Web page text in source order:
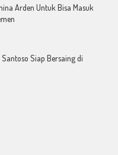
Arden Untuk Bisa Masuk
Siap Bersaing di